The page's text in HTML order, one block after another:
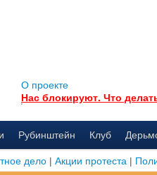
О проекте
Нас блокируют. Что
Рубинштейн Клуб
дело | Акции протеста |